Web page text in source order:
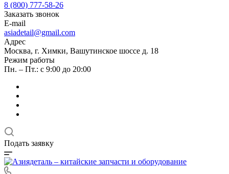
8 (800) 777-58-26
Заказать звонок
E-mail
asiadetail@gmail.com
Адрес
Москва, г. Химки, Вашутинское шоссе д. 18
Режим работы
Пн. – Пт.: с 9:00 до 20:00
Подать заявку